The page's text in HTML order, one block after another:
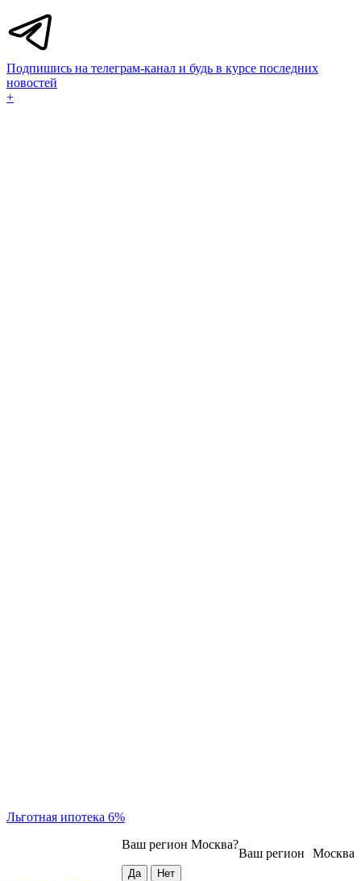
Подпишись на телеграм-канал и будь в курсе последних
новостей
+
Льготная ипотека 6%
Москва
Ваш регион
Ваш регион Москва?